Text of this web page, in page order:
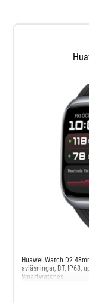
Huawei Watch D2
avläsningar, BT, IP68,
Smartwatches